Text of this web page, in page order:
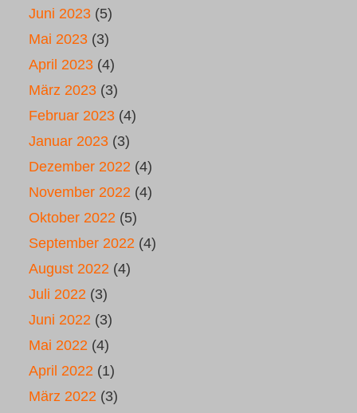
Juni 2023 (5)
Mai 2023 (3)
April 2023 (4)
März 2023 (3)
Februar 2023 (4)
Januar 2023 (3)
Dezember 2022 (4)
November 2022 (4)
Oktober 2022 (5)
September 2022 (4)
August 2022 (4)
Juli 2022 (3)
Juni 2022 (3)
Mai 2022 (4)
April 2022 (1)
März 2022 (3)